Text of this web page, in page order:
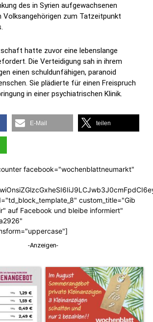
des in Syrien aufgewachsenen
Volksangehörigen zum Tatzeitpunkt
hatte zuvor eine lebenslange
Die Verteidigung sah in ihrem
einen schuldunfähigen, paranoid
Sie plädierte für einen Freispruch
in einer psychiatrischen Klinik.
E-Mail teilen
facebook="wochenblattneumarkt"
custom_title="Gib
auf Facebook und bleibe informiert"
-Anzeigen-